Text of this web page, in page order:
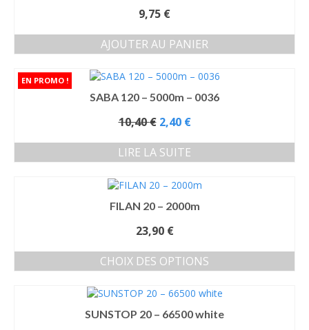
9,75 €
AJOUTER AU PANIER
SABA 120 – 5000m – 0036
10,40€ Le
initial
était :
2,40 €
LIRE LA SUITE
FILAN 20 – 2000m
23,90 €
CHOIX DES OPTIONS
produit
plusieurs
SUNSTOP 20 – 66500 white